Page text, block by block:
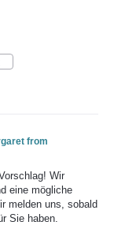
from
Wir
eine mögliche
melden uns, sobald
Sie haben.